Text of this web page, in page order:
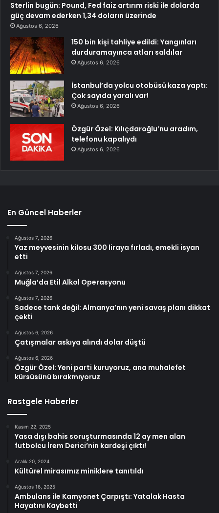
Sterlin bugün: Pound, Fed faiz artırım riski ile dolarda
güç devam ederken 1,34 doların üzerinde
Ağustos 6, 2026
150 bin kişi tahliye edildi: Yangınları
durduramayınca atları saldılar
Ağustos 6, 2026
İstanbul’da yolcu otobüsü kaza yaptı:
Çok sayıda yaralı var!
Ağustos 6, 2026
Özgür Özel: Kılıçdaroğlu’nu aradım,
telefonu kapalıydı
Ağustos 6, 2026
En Güncel Haberler
Ağustos 7, 2026
Yaz meyvesinin kilosu 300 liraya fırladı, emekli isyan
etti
Ağustos 7, 2026
Muğla’da Etil Alkol Operasyonu
Ağustos 7, 2026
Sadece tank değil: Almanya’nın yeni savaş planı dikkat
çekti
Ağustos 6, 2026
Çatışmalar askıya alındı dolar düştü
Ağustos 6, 2026
Özgür Özel: Yeni parti kuruyoruz, ana muhalefet
kürsüsünü bırakmıyoruz
Rastgele Haberler
Kasım 22, 2025
Yasa dışı bahis soruşturmasında 12 ay men alan
futbolcu İrem Derici’nin kardeşi çıktı!
Aralık 20, 2024
Kültürel mirasımız miniklere tanıtıldı
Ağustos 16, 2025
Ambulans ile Kamyonet Çarpıştı: Yatalak Hasta
Hayatını Kaybetti